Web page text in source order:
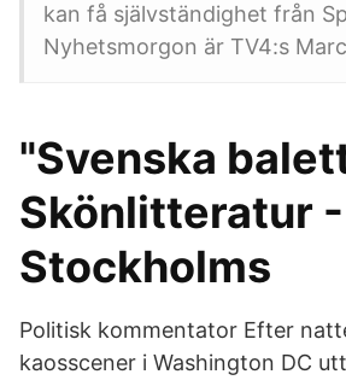
kan få självständighet från
Nyhetsmorgon är TV4:s
"Svenska
Skönlitteratur
Stockholms
Politisk kommentator Efter
kaosscener i Washington DC